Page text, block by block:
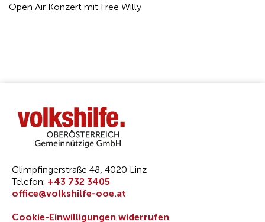
Open Air Konzert mit Free Willy
Glimpfingerstraße 48, 4020 Linz
Telefon: +43 732 3405
office@volkshilfe-ooe.at
Cookie-Einwilligungen widerrufen